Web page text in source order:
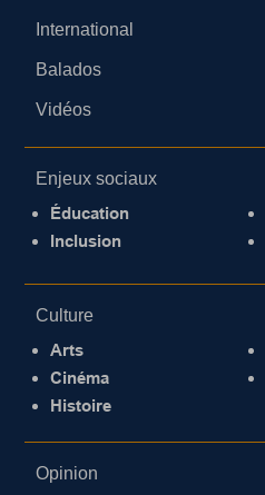
International
Balados
Vidéos
Enjeux sociaux
Éducation
Inclusion
Culture
Arts
Cinéma
Histoire
Opinion